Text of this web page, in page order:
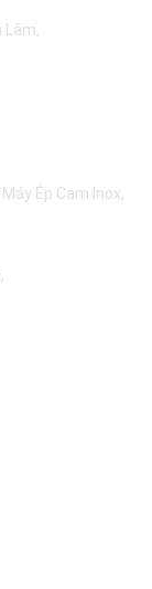
Lâm
Ép Cam Inox